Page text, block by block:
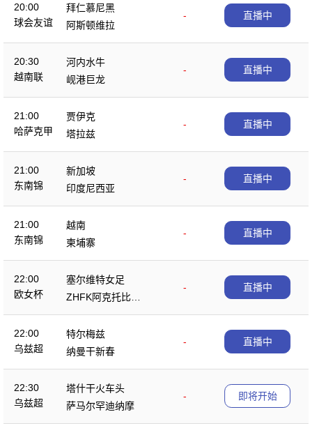
20:00
球会友谊
拜仁慕尼黑
-
阿斯顿维拉
直播中
20:30
越南联
河内水牛
-
岘港巨龙
直播中
21:00
哈萨克甲
贾伊克
-
塔拉兹
直播中
21:00
东南锦
新加坡
-
印度尼西亚
直播中
21:00
东南锦
越南
-
柬埔寨
直播中
22:00
欧女杯
塞尔维特女足
-
ZHFK阿克托比女
足
直播中
22:00
乌兹超
特尔梅兹
-
纳曼干新春
直播中
22:30
乌兹超
塔什干火车头
-
萨马尔罕迪纳摩
即将开始